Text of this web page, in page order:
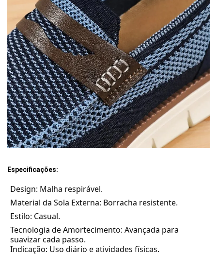
Especificações:
Design: Malha respirável.
Material da Sola Externa: Borracha resistente.
Estilo: Casual.
Tecnologia de Amortecimento: Avançada para
suavizar cada passo.
Indicação: Uso diário e atividades físicas.